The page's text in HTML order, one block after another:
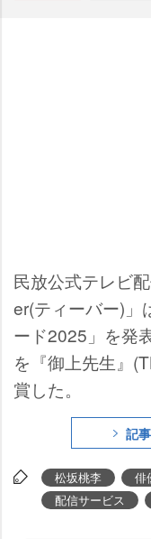
民放公式テレビ
er(ティーバー)」
ード2025」を発
を『御上先生』
賞した。
記
松坂桃李 俳
配信サービス